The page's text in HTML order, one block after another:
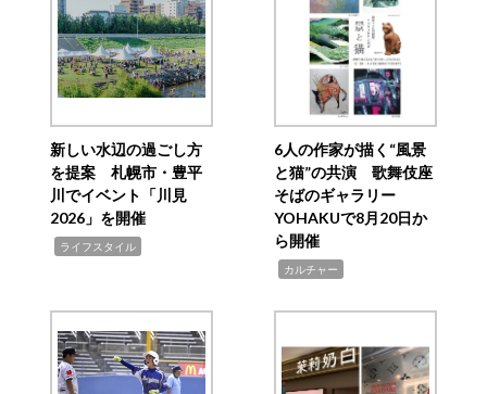
新しい水辺の過ごし方
を提案 札幌市・豊平
川でイベント「川見
2026」を開催
ライフスタイル
6人の作家が描く“風景
と猫”の共演 歌舞伎座
そばのギャラリー
YOHAKUで8月20日か
ら開催
カルチャー